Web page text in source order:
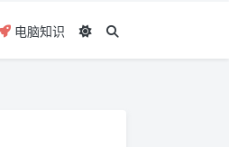
电脑知识